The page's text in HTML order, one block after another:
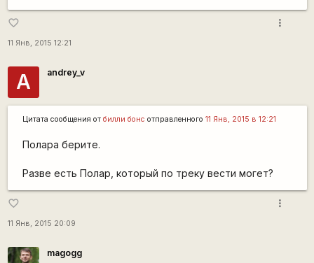
favorite_border
11 Янв, 2015 12:21
more_vert
A andrey_v
Цитата сообщения от билли бонс отправленного 11 Янв, 2015 в 12:21
Полара берите.
Разве есть Полар, который по треку вести могет?
favorite_border
11 Янв, 2015 20:09
more_vert
magogg